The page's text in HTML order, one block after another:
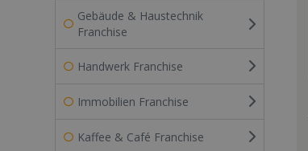
Gebäude & Haustechnik
Franchise
Handwerk Franchise
Immobilien Franchise
Kaffee & Café Franchise